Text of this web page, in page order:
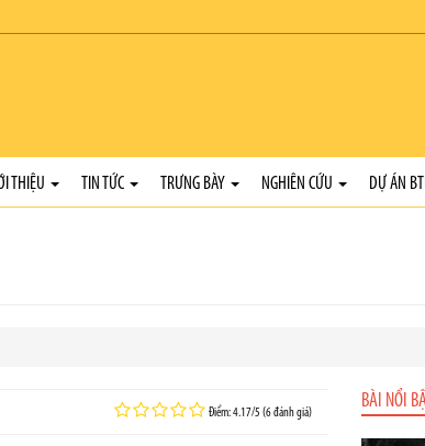
THIỆU TIN TỨC TRƯNG BÀY NGHIÊN CỨU DỰ ÁN
Điểm: 4.17/5 (6 đánh giá)
BÀI NỔI